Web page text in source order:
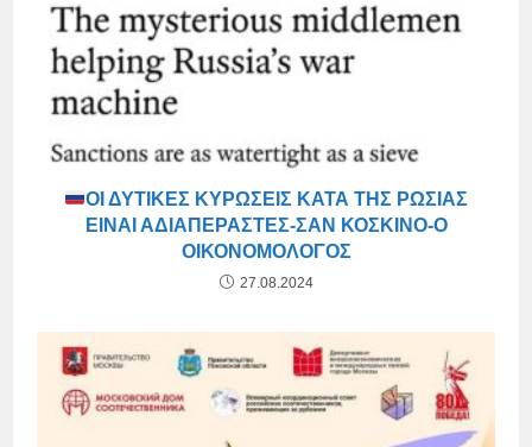
ΟΙ ΔΥΤΙΚΈΣ ΚΥΡΏΣΕΙΣ ΚΑΤΆ ΤΗΣ ΡΩΣΊΑΣ
ΕΊΝΑΙ ΑΔΙΑΠΈΡΑΣΤΕΣ-ΣΑΝ ΚΌΣΚΙΝΟ-Ο
ΟΙΚΟΝΟΜΟΛΌΓΟΣ
27.08.2024